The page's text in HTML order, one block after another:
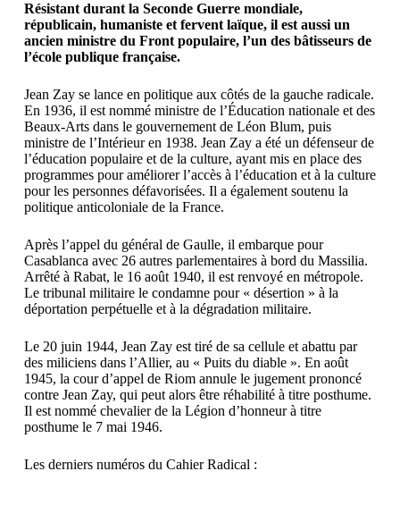
Résistant durant la Seconde Guerre mondiale,
républicain, humaniste et fervent laïque, il est aussi un
ancien ministre du Front populaire, l’un des bâtisseurs de
l’école publique française.
Jean Zay se lance en politique aux côtés de la gauche radicale.
En 1936, il est nommé ministre de l’Éducation nationale et des
Beaux-Arts dans le gouvernement de Léon Blum, puis
ministre de l’Intérieur en 1938. Jean Zay a été un défenseur de
l’éducation populaire et de la culture, ayant mis en place des
programmes pour améliorer l’accès à l’éducation et à la culture
pour les personnes défavorisées. Il a également soutenu la
politique anticoloniale de la France.
Après l’appel du général de Gaulle, il embarque pour
Casablanca avec 26 autres parlementaires à bord du Massilia.
Arrêté à Rabat, le 16 août 1940, il est renvoyé en métropole.
Le tribunal militaire le condamne pour « désertion » à la
déportation perpétuelle et à la dégradation militaire.
Le 20 juin 1944, Jean Zay est tiré de sa cellule et abattu par
des miliciens dans l’Allier, au « Puits du diable ». En août
1945, la cour d’appel de Riom annule le jugement prononcé
contre Jean Zay, qui peut alors être réhabilité à titre posthume.
Il est nommé chevalier de la Légion d’honneur à titre
posthume le 7 mai 1946.
Les derniers numéros du Cahier Radical :